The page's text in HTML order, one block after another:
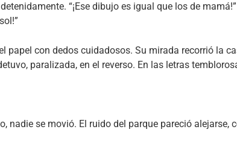
“¡Ese dibujo es igual que los de mamá!”
papel con dedos cuidadosos. Su mirada recorrió la
paralizada, en el reverso. En las letras
nadie se movió. El ruido del parque pareció alejarse,